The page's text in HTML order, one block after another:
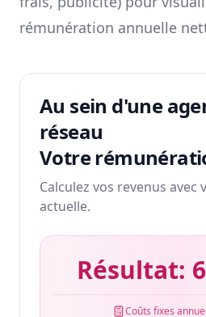
rémunération annuelle
Au sein d'une
réseau
Votre
Calculez vos revenus
actuelle.
Résultat:
Coûts fixes